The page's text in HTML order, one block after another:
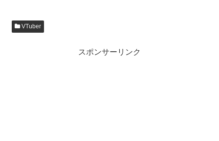
VTuber
スポンサーリンク